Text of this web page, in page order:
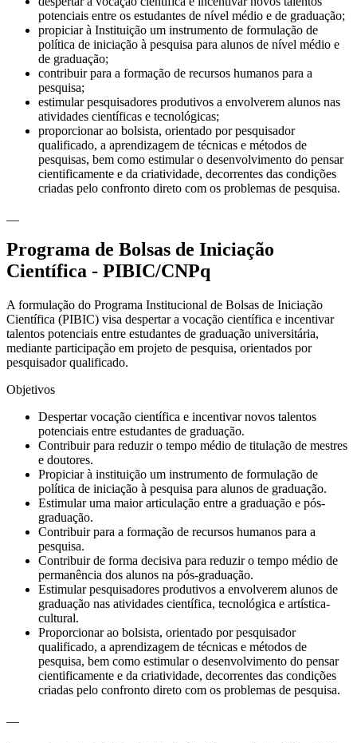
potenciais entre os estudantes de nível médio e de graduação;
propiciar à Instituição um instrumento de formulação de
política de iniciação à pesquisa para alunos de nível médio e
de graduação;
contribuir para a formação de recursos humanos para a
pesquisa;
estimular pesquisadores produtivos a envolverem alunos nas
atividades científicas e tecnológicas;
proporcionar ao bolsista, orientado por pesquisador
qualificado, a aprendizagem de técnicas e métodos de
pesquisas, bem como estimular o desenvolvimento do pensar
cientificamente e da criatividade, decorrentes das condições
criadas pelo confronto direto com os problemas de pesquisa.
Programa de Bolsas de Iniciação
Científica - PIBIC/CNPq
A formulação do Programa Institucional de Bolsas de Iniciação
Científica (PIBIC) visa despertar a vocação científica e incentivar
talentos potenciais entre estudantes de graduação universitária,
mediante participação em projeto de pesquisa, orientados por
pesquisador qualificado.
Objetivos
Despertar vocação científica e incentivar novos talentos
potenciais entre estudantes de graduação.
Contribuir para reduzir o tempo médio de titulação de mestres
e doutores.
Propiciar à instituição um instrumento de formulação de
política de iniciação à pesquisa para alunos de graduação.
Estimular uma maior articulação entre a graduação e pós-
graduação.
Contribuir para a formação de recursos humanos para a
pesquisa.
Contribuir de forma decisiva para reduzir o tempo médio de
permanência dos alunos na pós-graduação.
Estimular pesquisadores produtivos a envolverem alunos de
graduação nas atividades científica, tecnológica e artística-
cultural.
Proporcionar ao bolsista, orientado por pesquisador
qualificado, a aprendizagem de técnicas e métodos de
pesquisa, bem como estimular o desenvolvimento do pensar
cientificamente e da criatividade, decorrentes das condições
criadas pelo confronto direto com os problemas de pesquisa.